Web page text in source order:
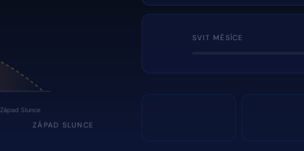
Západ Slunce
ZÁPAD SLUNCE
SVIT MĚSÍCE